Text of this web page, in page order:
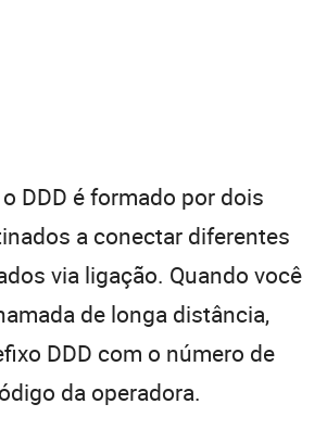
DDD é formado por dois
a conectar diferentes
via ligação. Quando você
de longa distância,
DDD com o número de
da operadora.